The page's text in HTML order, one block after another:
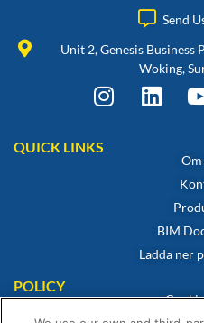
Send
Unit 2, Genesis
Woking,
QUICK LINKS
Om
BIM
Ladda ner
POLICY